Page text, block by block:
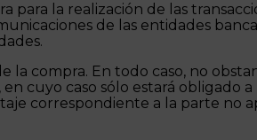
para la realización de las
de las entidades
compra. En todo caso, no
cuyo caso sólo estará obligado
correspondiente a la parte no